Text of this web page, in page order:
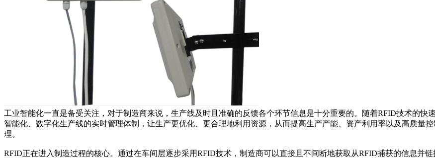
工业智能化一直是备受关注，对于制造商来说，生产线及时且准确的反馈各个环节信息是十分重要的。随着RFID技术的
智能化、数字化生产线的实时管理体制，让生产更优化、更合理地利用资源，从而提高生产产能、资产利用率以及高质量
理。
RFID正在进入制造过程的核心。通过在车间层逐步采用RFID技术，制造商可以直接且不间断地获取从RFID捕获的信息并